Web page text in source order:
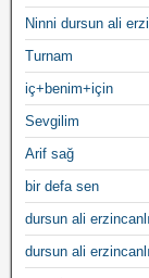
Ninni dursun ali
Turnam
iç+benim+için
Sevgilim
Arif sağ
bir defa sen
dursun ali
dursun ali